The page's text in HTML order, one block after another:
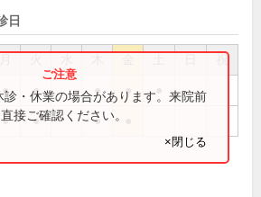
日
祝
● ● ● ●
● ● ●
・休業の場合があります。来院前
接ご確認ください。
×閉じる